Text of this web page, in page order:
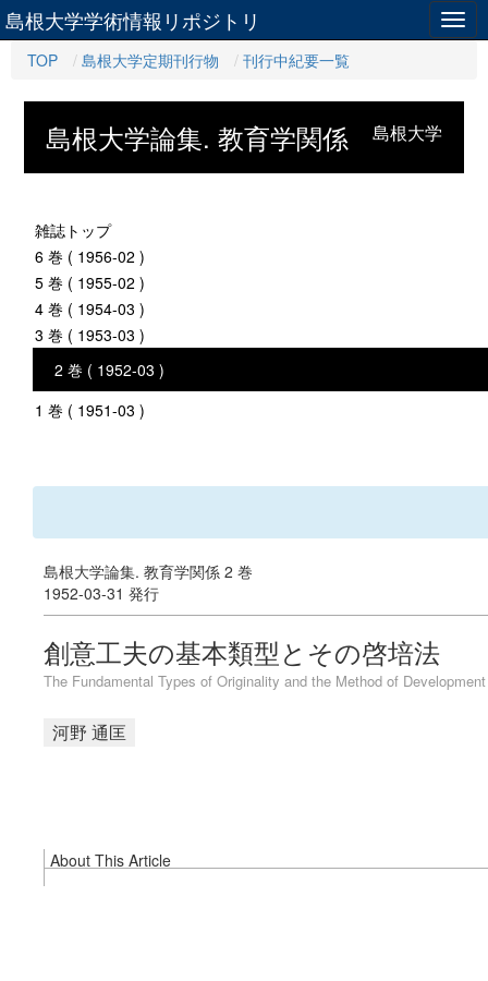
島根大学学術情報リポジトリ
TOP 島根大学定期刊行物 刊行中紀要一覧
島根大学
島根大学論集. 教育学関係
雑誌トップ
6 巻 ( 1956-02 )
5 巻 ( 1955-02 )
4 巻 ( 1954-03 )
3 巻 ( 1953-03 )
2 巻 ( 1952-03 )
1 巻 ( 1951-03 )
島根大学論集. 教育学関係 2 巻
1952-03-31 発行
創意工夫の基本類型とその啓培法
The Fundamental Types of Originality and the Method of Development
河野 通匡
About This Article